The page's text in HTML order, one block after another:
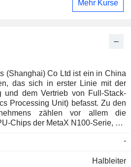
(Shanghai) Co Ltd ist ein in China
das sich in erster Linie mit der
und dem Vertrieb von Full-Stack-
Processing Unit) befasst. Zu den
zählen vor allem die
Chips der MetaX N100-Serie, die
der N260-Serie sowie gekühlte
im Bereich der künstlichen
-
Halbleiter
Mehr Kurse